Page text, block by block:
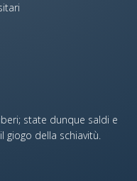
state dunque saldi e
giogo della schiavitù.